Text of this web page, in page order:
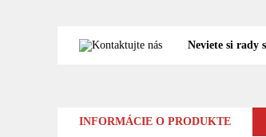
Neviete si rady
INFORMÁCIE O PRODUKTE